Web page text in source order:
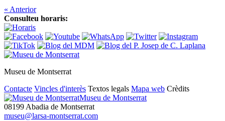
« Anterior
Consulteu horaris:
Museu de Montserrat
Contacte Vincles d'interès Textos legals Mapa web Crèdits
Museu de Montserrat
08199 Abadia de Montserrat
museu@larsa-montserrat.com